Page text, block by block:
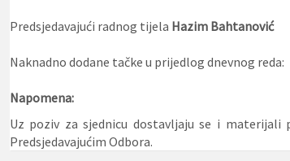
Predsjedavajući radnog tijela Hazim Bahtanović
Naknadno dodane tačke u prijedlog dnevnog reda:
Napomena:
Uz poziv za sjednicu dostavljaju se i materijali
Predsjedavajućim Odbora.